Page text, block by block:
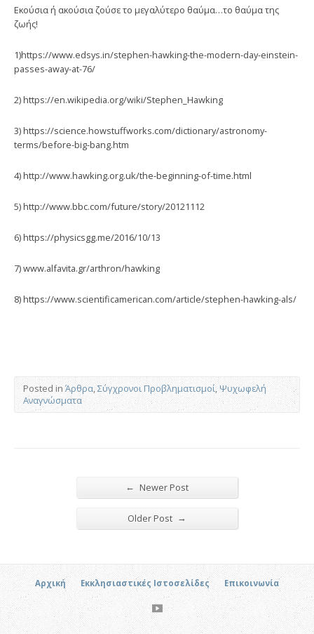
Εκούσια ή ακούσια ζούσε το μεγαλύτερο θαύμα…το θαύμα της
ζωής!
1)https://www.edsys.in/stephen-hawking-the-modern-day-einstein-
passes-away-at-76/
2) https://en.wikipedia.org/wiki/Stephen_Hawking
3) https://science.howstuffworks.com/dictionary/astronomy-
terms/before-big-bang.htm
4) http://www.hawking.org.uk/the-beginning-of-time.html
5) http://www.bbc.com/future/story/20121112
6) https://physicsgg.me/2016/10/13
7) www.alfavita.gr/arthron/hawking
8) https://www.scientificamerican.com/article/stephen-hawking-als/
Posted in Άρθρα,Σύγχρονοι Προβληματισμοί,Ψυχωφελή
Αναγνώσματα
← Newer Post
Older Post →
Αρχική Εκκλησιαστικές Ιστοσελίδες Επικοινωνία